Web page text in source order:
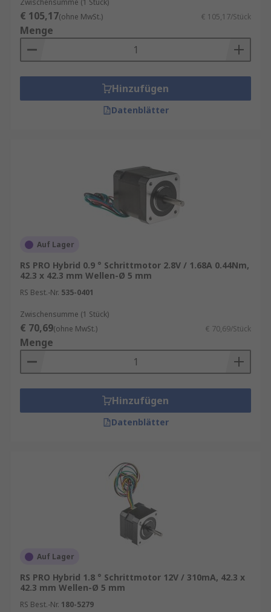
Zwischensumme (1 Stück)
€ 105,17(ohne MwSt.) € 105,17/Stück
Menge
Hinzufügen
Datenblätter
Auf Lager
RS PRO Hybrid 0.9 ° Schrittmotor 2.8V / 1.68A 0.44Nm,
42.3 x 42.3 mm Wellen-Ø 5 mm
RS Best.-Nr. 535-0401
Zwischensumme (1 Stück)
€ 70,69(ohne MwSt.) € 70,69/Stück
Menge
Hinzufügen
Datenblätter
Auf Lager
RS PRO Hybrid 1.8 ° Schrittmotor 12V / 310mA, 42.3 x
42.3 mm Wellen-Ø 5 mm
RS Best.-Nr. 180-5279